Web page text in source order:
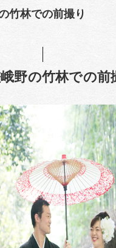
竹林での前撮り
野の竹林での前